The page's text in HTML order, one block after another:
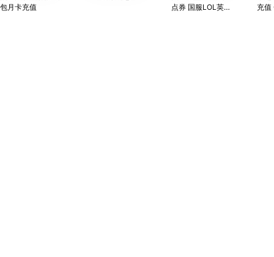
包月卡充值
点券 国服LOL英雄
充值